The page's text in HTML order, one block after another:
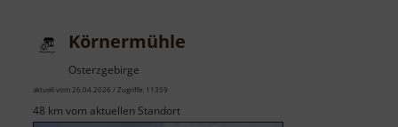
Körnermühle
Osterzgebirge
aktuell vom 26.04.2026 / Zugriffe: 11359
48 km vom aktuellen Standort